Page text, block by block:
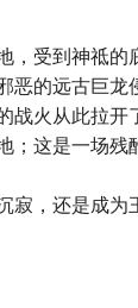
，受到神祗的
恶的远古巨龙
火从此拉开
；这是一场残
寂，还是成为